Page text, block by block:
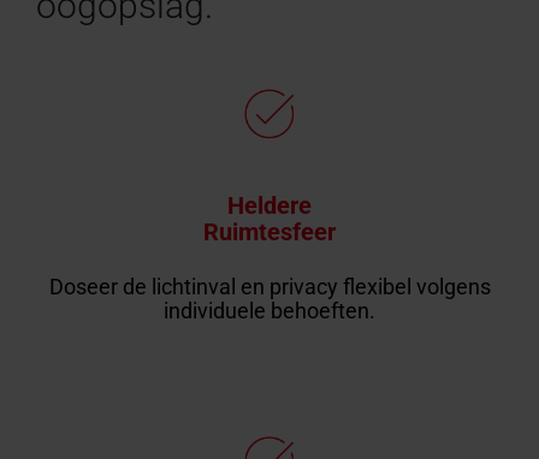
Heldere
Ruimtesfeer
Doseer de lichtinval en privacy flexibel volgens
individuele behoeften.